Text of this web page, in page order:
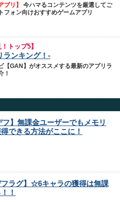
プリ】
今ハマるコンテンツを厳選してご
フォン向けおすすめゲームアプリ
トップ5】
ランキング！-
【GAN】がオススメする最新のアプリラ
！
フ】無課金ユーザーでもメモリ
できる方法がここに！
フラグ】☆6キャラの獲得は無課
！